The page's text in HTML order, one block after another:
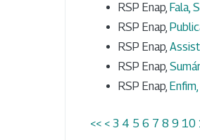
RSP Enap, Fala,
RSP Enap,
RSP Enap,
RSP Enap,
RSP Enap,
<< < 3 4 5 6 7 8 9 10